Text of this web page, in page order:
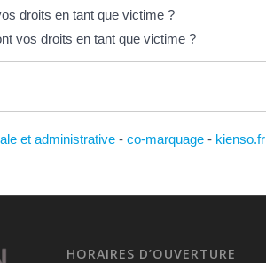
droits en tant que victime ?
vos droits en tant que victime ?
et administrative - co-marquage - kienso.fr
HORAIRES D’OUVERTURE